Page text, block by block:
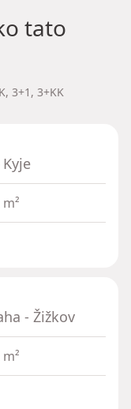
tato
, 3+1 , 3+KK
- Žižkov